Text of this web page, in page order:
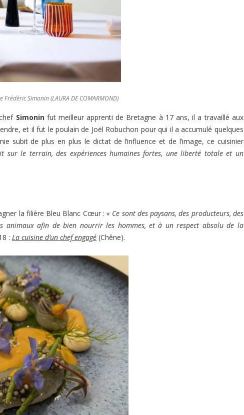
Simonin (LAURA DE COMARMOND)
Simonin fut meilleur apprenti de Bretagne à 17 ans, il a travaillé aux
et il fut le poulain de Joël Robuchon pour qui il a accumulé quelques
subit de plus en plus le dictat de l’influence et de l’image, ce cuisinier
sur le terrain, des expériences humaines fortes, une liberté totale et un
la filière Bleu Blanc Cœur :« Ce sont des paysans, des producteurs, des
animaux afin de bien nourrir les hommes, et à un respect absolu de la
: La cuisine d’un chef engagé (Chêne).